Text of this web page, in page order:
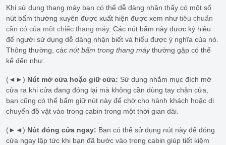
Khi sử dụng thang máy bạn có thể dễ dàng nhận thấy có một số
nút bấm thường xuyên được xuất hiện được xem như tiêu chuẩn
cần có của một chiếc thang máy. Các nút bấm này được ký hiệu
để người sử dụng dễ dàng nhận biết và hiểu được ý nghĩa của nó.
Thông thường, các nút bấm trong thang máythường gặp có thể
kể đến như:
(◄►) Nút mở cửa hoặc giữ cửa: Sử dụng nhằm mục đích mở
cửa ra khi cửa đang đóng lại mà không cần dùng tay chặn cửa,
bạn cũng có thể bấm giữ nút này để chờ cho hành khách hoặc di
chuyển đồ vật vào trong cabin trong một thời gian dài.
(►◄) Nút đóng cửa ngay: Bạn có thể sử dụng nút này để đóng
cửa ngay lập tức khi bạn đã bước vào trong cabin giúp tiết kiệm